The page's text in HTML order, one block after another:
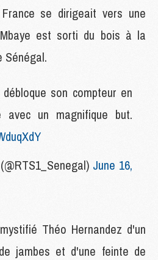
se dirigeait vers une
est sorti du bois à la
Sénégal.
son compteur en
avec un magnifique but.
June 16,
Théo Hernandez d'un
jambes et d'une feinte de